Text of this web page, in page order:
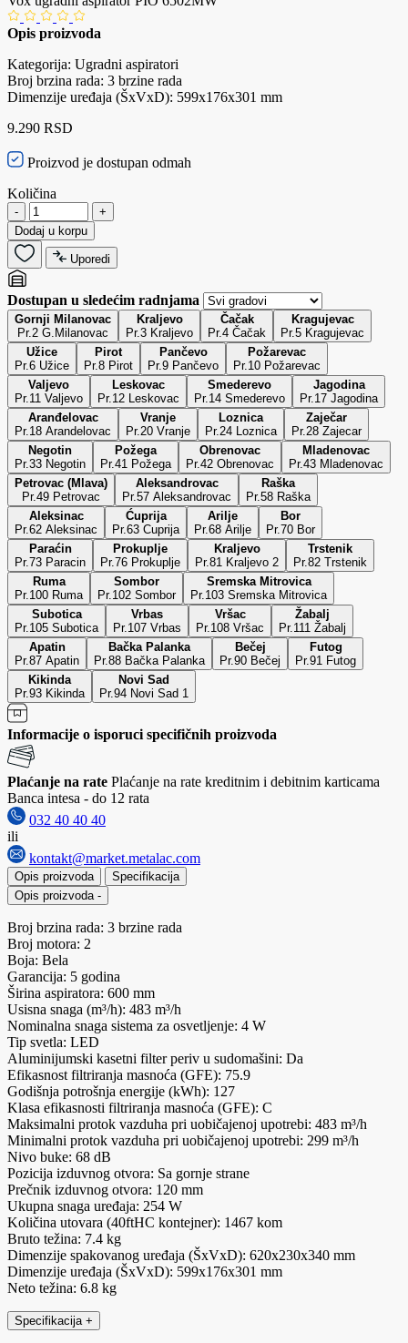
Opis proizvoda
Kategorija: Ugradni aspiratori
Broj brzina rada: 3 brzine rada
Dimenzije uređaja (ŠxVxD): 599x176x301 mm
9.290 RSD
Proizvod je dostupan odmah
Količina
-
+
Dodaj u korpu
Uporedi
Dostupan u sledećim radnjama
Gornji Milanovac
Pr.2 G.Milanovac
Kraljevo
Pr.3 Kraljevo
Čačak
Pr.4 Čačak
Kragujevac
Pr.5 Kragujevac
Užice
Pr.6 Užice
Pirot
Pr.8 Pirot
Pančevo
Pr.9 Pančevo
Požarevac
Pr.10 Požarevac
Valjevo
Pr.11 Valjevo
Leskovac
Pr.12 Leskovac
Smederevo
Pr.14 Smederevo
Jagodina
Pr.17 Jagodina
Aranđelovac
Pr.18 Arandelovac
Vranje
Pr.20 Vranje
Loznica
Pr.24 Loznica
Zaječar
Pr.28 Zajecar
Negotin
Pr.33 Negotin
Požega
Pr.41 Požega
Obrenovac
Pr.42 Obrenovac
Mladenovac
Pr.43 Mladenovac
Petrovac (Mlava)
Pr.49 Petrovac
Aleksandrovac
Pr.57 Aleksandrovac
Raška
Pr.58 Raška
Aleksinac
Pr.62 Aleksinac
Ćuprija
Pr.63 Cuprija
Arilje
Pr.68 Arilje
Bor
Pr.70 Bor
Paraćin
Pr.73 Paracin
Prokuplje
Pr.76 Prokuplje
Kraljevo
Pr.81 Kraljevo 2
Trstenik
Pr.82 Trstenik
Ruma
Pr.100 Ruma
Sombor
Pr.102 Sombor
Sremska Mitrovica
Pr.103 Sremska Mitrovica
Subotica
Pr.105 Subotica
Vrbas
Pr.107 Vrbas
Vršac
Pr.108 Vršac
Žabalj
Pr.111 Žabalj
Apatin
Pr.87 Apatin
Bačka Palanka
Pr.88 Bačka Palanka
Bečej
Pr.90 Bečej
Futog
Pr.91 Futog
Kikinda
Pr.93 Kikinda
Novi Sad
Pr.94 Novi Sad 1
Informacije o isporuci specifičnih proizvoda
Plaćanje na rate Plaćanje na rate kreditnim i debitnim karticama
Banca intesa - do 12 rata
032 40 40 40
ili
kontakt@market.metalac.com
Opis proizvoda
Specifikacija
Opis proizvoda -
Broj brzina rada: 3 brzine rada
Broj motora: 2
Boja: Bela
Garancija: 5 godina
Širina aspiratora: 600 mm
Usisna snaga (m³/h): 483 m³/h
Nominalna snaga sistema za osvetljenje: 4 W
Tip svetla: LED
Aluminijumski kasetni filter periv u sudomašini: Da
Efikasnost filtriranja masnoća (GFE): 75.9
Godišnja potrošnja energije (kWh): 127
Klasa efikasnosti filtriranja masnoća (GFE): C
Maksimalni protok vazduha pri uobičajenoj upotrebi: 483 m³/h
Minimalni protok vazduha pri uobičajenoj upotrebi: 299 m³/h
Nivo buke: 68 dB
Pozicija izduvnog otvora: Sa gornje strane
Prečnik izduvnog otvora: 120 mm
Ukupna snaga uređaja: 254 W
Količina utovara (40ftHC kontejner): 1467 kom
Bruto težina: 7.4 kg
Dimenzije spakovanog uređaja (ŠxVxD): 620x230x340 mm
Dimenzije uređaja (ŠxVxD): 599x176x301 mm
Neto težina: 6.8 kg
Specifikacija +